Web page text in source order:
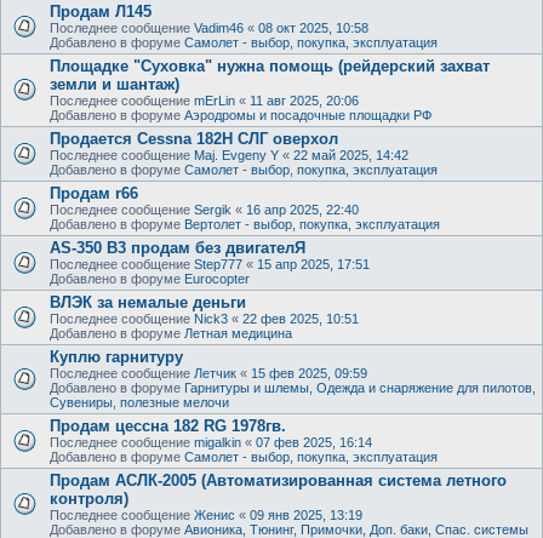
Продам Л145
Последнее сообщение Vadim46 « 08 окт 2025, 10:58
Добавлено в форуме Самолет - выбор, покупка, эксплуатация
Площадке "Суховка" нужна помощь (рейдерский захват
земли и шантаж)
Последнее сообщение mErLin « 11 авг 2025, 20:06
Добавлено в форуме Аэродромы и посадочные площадки РФ
Продается Cessna 182H СЛГ оверхол
Последнее сообщение Maj. Evgeny Y « 22 май 2025, 14:42
Добавлено в форуме Самолет - выбор, покупка, эксплуатация
Продам r66
Последнее сообщение Sergik « 16 апр 2025, 22:40
Добавлено в форуме Вертолет - выбор, покупка, эксплуатация
AS-350 B3 продам без двигателЯ
Последнее сообщение Step777 « 15 апр 2025, 17:51
Добавлено в форуме Eurocopter
ВЛЭК за немалые деньги
Последнее сообщение Nick3 « 22 фев 2025, 10:51
Добавлено в форуме Летная медицина
Куплю гарнитуру
Последнее сообщение Летчик « 15 фев 2025, 09:59
Добавлено в форуме Гарнитуры и шлемы, Одежда и снаряжение для пилотов,
Сувениры, полезные мелочи
Продам цессна 182 RG 1978гв.
Последнее сообщение migalkin « 07 фев 2025, 16:14
Добавлено в форуме Самолет - выбор, покупка, эксплуатация
Продам АСЛК-2005 (Автоматизированная система летного
контроля)
Последнее сообщение Женис « 09 янв 2025, 13:19
Добавлено в форуме Авионика, Тюнинг, Примочки, Доп. баки, Спас. системы